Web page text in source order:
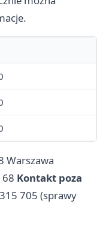
Warszawa
Kontakt poza
705 (sprawy